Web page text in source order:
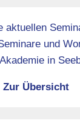
aktuellen
Zur Übersicht